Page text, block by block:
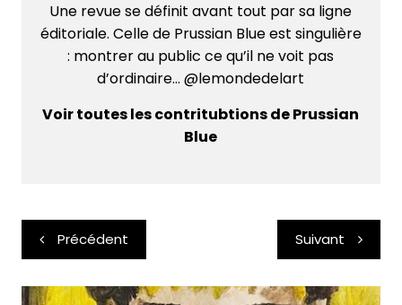
Une revue se définit avant tout par sa ligne
éditoriale. Celle de Prussian Blue est singulière
: montrer au public ce qu’il ne voit pas
d’ordinaire... @lemondedelart
Voir toutes les contritubtions de Prussian
Blue
Navigation
de
l’article
Précédent Suivant